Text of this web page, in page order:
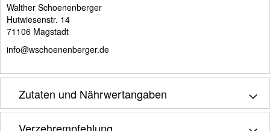
Walther Schoenenberger
Hutwiesenstr. 14
71106 Magstadt
info@wschoenenberger.de
Zutaten und Nährwertangaben